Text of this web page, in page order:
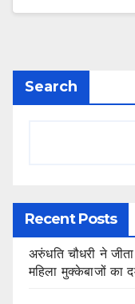
Search
Recent Posts
अरुंधति चौधरी ने
महिला मुक्केबाजों का